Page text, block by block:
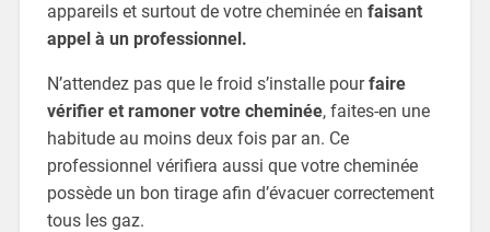
appareils et surtout de votre cheminée en faisant
appel à un professionnel.
N’attendez pas que le froid s’installe pourfaire
vérifier et ramoner votre cheminée, faites-en une
habitude au moins deux fois par an. Ce
professionnel vérifiera aussi que votre cheminée
possède un bon tirage afin d’évacuer correctement
tous les gaz.